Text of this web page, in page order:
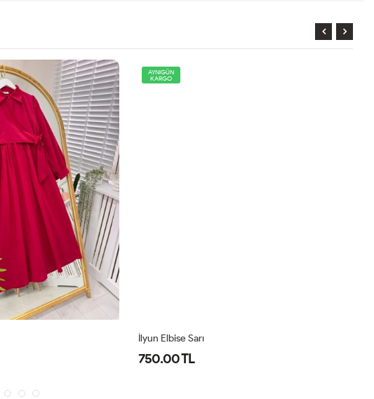
AYNIGÜN
KARGO
İlyun Elbise Sarı
750.00 TL